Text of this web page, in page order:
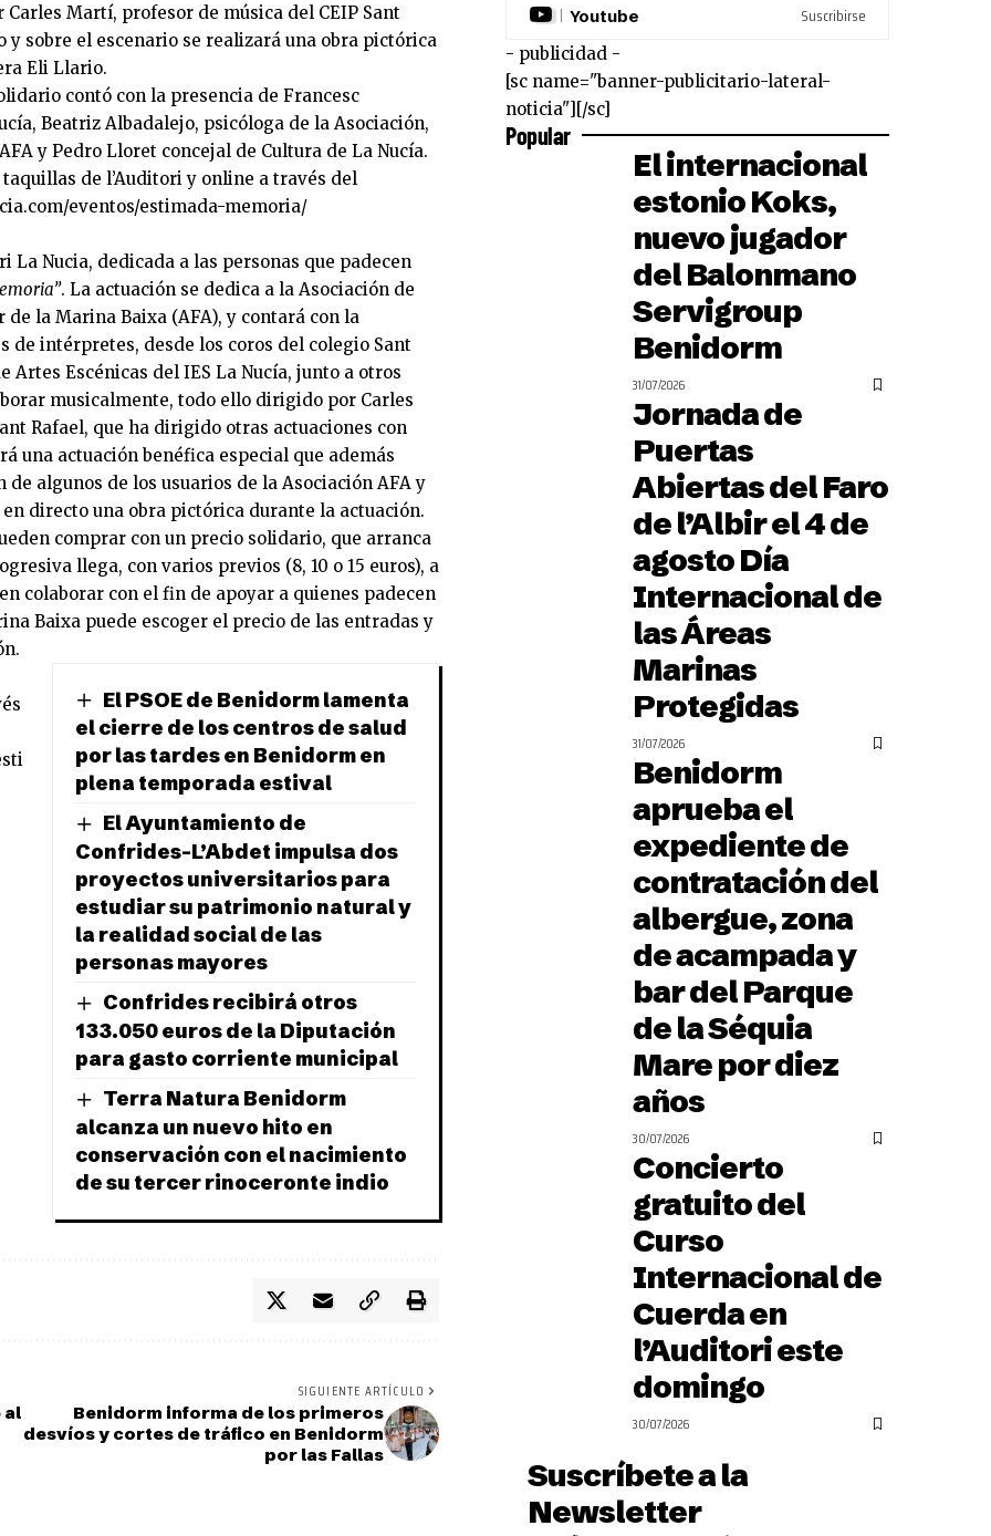
Martí, profesor de música del CEIP Sant
y sobre el escenario se realizará una obra pictórica
Eli Llario.
contó con la presencia de Francesc
Beatriz Albadalejo, psicóloga de la Asociación,
y Pedro Lloret concejal de Cultura de La Nucía.
de l’Auditori y online a través del
eventos/estimada-memoria/
La Nucia, dedicada a las personas que padecen
. La actuación se dedica a la Asociación de
la Marina Baixa (AFA), y contará con la
de intérpretes, desde los coros del colegio Sant
Artes Escénicas del IES La Nucía, junto a otros
musicalmente, todo ello dirigido por Carles
Rafael, que ha dirigido otras actuaciones con
una actuación benéfica especial que además
algunos de los usuarios de la Asociación AFA y
directo una obra pictórica durante la actuación.
comprar con un precio solidario, que arranca
llega, con varios previos (8, 10 o 15 euros), a
colaborar con el fin de apoyar a quienes padecen
Baixa puede escoger el precio de las entradas y
El PSOE de Benidorm lamenta
el cierre de los centros de salud
por las tardes en Benidorm en
plena temporada estival
El Ayuntamiento de
Confrides-L’Abdet impulsa dos
proyectos universitarios para
estudiar su patrimonio natural y
la realidad social de las
personas mayores
Confrides recibirá otros
133.050 euros de la Diputación
para gasto corriente municipal
Terra Natura Benidorm
alcanza un nuevo hito en
conservación con el nacimiento
de su tercer rinoceronte indio
al
SIGUIENTE ARTÍCULO
Benidorm informa de los primeros
desvíos y cortes de tráfico en Benidorm
por las Fallas
Youtube Suscribirse
- publicidad -
[sc name="banner-publicitario-lateral-
noticia"][/sc]
Popular
El internacional
estonio Koks,
nuevo jugador
del Balonmano
Servigroup
Benidorm
31/07/2026
Jornada de
Puertas
Abiertas del Faro
de l’Albir el 4 de
agosto Día
Internacional de
las Áreas
Marinas
Protegidas
31/07/2026
Benidorm
aprueba el
expediente de
contratación del
albergue, zona
de acampada y
bar del Parque
de la Séquia
Mare por diez
años
30/07/2026
Concierto
gratuito del
Curso
Internacional de
Cuerda en
l’Auditori este
domingo
30/07/2026
Suscríbete a la
Newsletter